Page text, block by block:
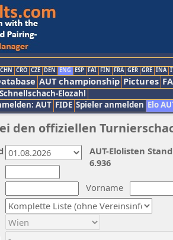
CHN CRO CZE DEN ENG ESP FAI FIN FRA GER GRE INA
AUT championship Pictures
Schnellschach-Elozahl
AUT FIDE Spieler anmelden Elo
den offiziellen
Vorname
AUT-Elolisten
6.936